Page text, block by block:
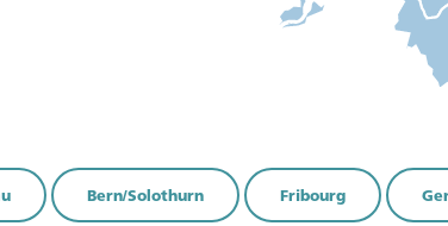
Bern/Solothurn Fribourg
Diventate membri per accedere
contenuti esclusivi.